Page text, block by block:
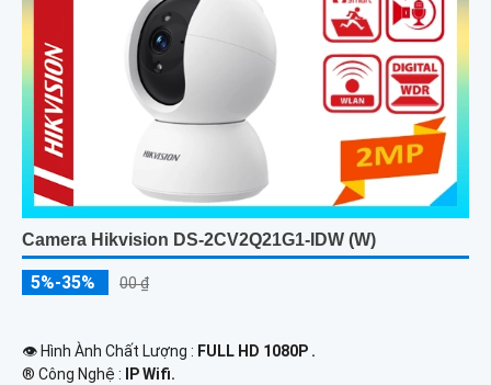
Camera Hikvision DS-2CV2Q21G1-IDW (W)
5%-35% 00 ₫
👁 Hình Ành Chất Lượng : FULL HD 1080P .
®️ Công Nghệ :
IP Wifi.